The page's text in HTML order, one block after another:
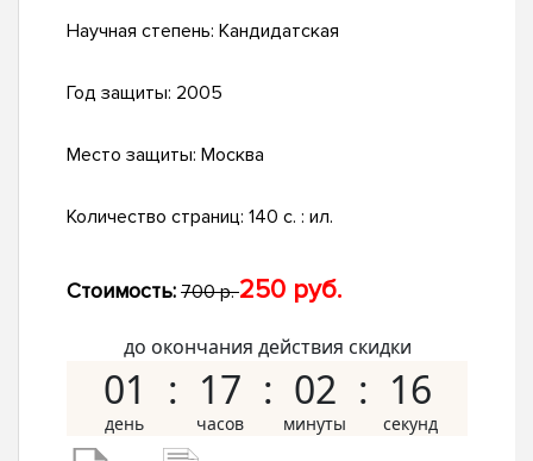
Научная степень: Кандидатская
Год защиты: 2005
Место защиты: Москва
Количество страниц: 140 с. : ил.
Стоимость: 700 р.250 руб.
до окончания действия скидки
01 17 02 15